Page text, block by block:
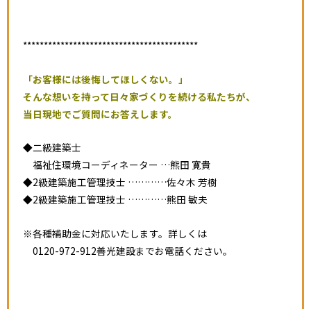
******************************************
「お客様には後悔してほしくない。」
そんな想いを持って日々家づくりを続ける私たちが、
当日現地でご質問にお答えします。
◆二級建築士
福祉住環境コーディネーター …熊田 寛貴
◆2級建築施工管理技士 …………佐々木 芳樹
◆2級建築施工管理技士 …………熊田 敏夫
※各種補助金に対応いたします。詳しくは
0120-972-912善光建設までお電話ください。